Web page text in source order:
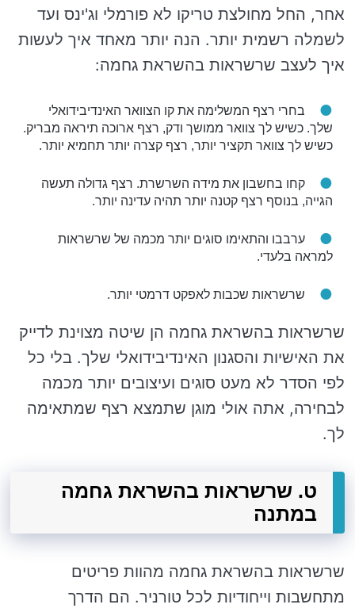
אחר, החל מחולצת טריקו לא פורמלי וג'ינס ועד
לשמלה רשמית יותר. הנה יותר מאחד איך לעשות
איך לעצב שרשראות בהשראת גחמה:
בחרי רצף המשלימה את קו הצוואר האינדיבידואלי
שלך. כשיש לך צוואר ממושך ודק, רצף ארוכה תיראה מבריק.
כשיש לך צוואר תקציר יותר, רצף קצרה יותר תחמיא יותר.
קחו בחשבון את מידה השרשרת. רצף גדולה תעשה
הגייה, בנוסף רצף קטנה יותר תהיה עדינה יותר.
ערבבו והתאימו סוגים יותר מכמה של שרשראות
למראה בלעדי.
שרשראות שכבות לאפקט דרמטי יותר.
שרשראות בהשראת גחמה הן שיטה מצוינת לדייק
את האישיות והסגנון האינדיבידואלי שלך. בלי כל
לפי הסדר לא מעט סוגים ועיצובים יותר מכמה
לבחירה, אתה אולי מוגן שתמצא רצף שמתאימה
לך.
ט. שרשראות בהשראת גחמה
במתנה
שרשראות בהשראת גחמה מהוות פריטים
מתחשבות וייחודיות לכל טורניר. הם הדרך